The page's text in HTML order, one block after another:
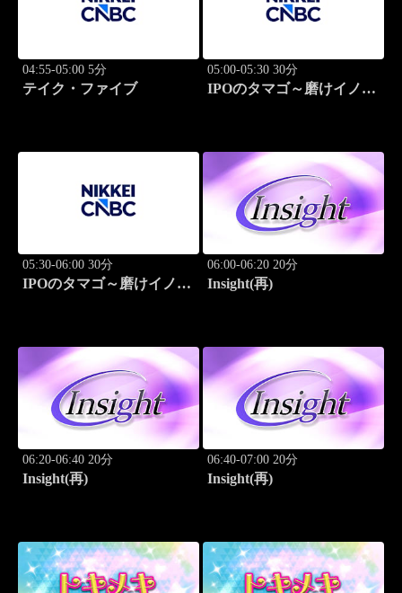
04:55-05:00 5分
テイク・ファイブ
05:00-05:30 30分
IPOのタマゴ～磨けイノベ
05:30-06:00 30分
IPOのタマゴ～磨けイノベ
06:00-06:20 20分
Insight(再)
06:20-06:40 20分
Insight(再)
06:40-07:00 20分
Insight(再)